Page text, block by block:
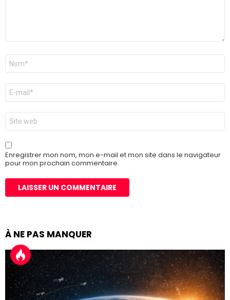
Nom
E-
mail
*
Site
web
Enregistrer mon nom, mon e-mail et mon site dans le navigateur
pour mon prochain commentaire.
À NE PAS MANQUER